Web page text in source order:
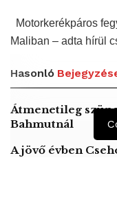
Motorkerékpáros
Maliban – adta hírül
Hasonló
Átmenetileg
Bahmutnál
A jövő évben